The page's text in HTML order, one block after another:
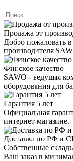
Продажа от
Добро пожаловать
производителя
Финское качество
SAWO - ведущая
оборудования для
Гарантия 5 лет
Официальная
интернет-магазине.
Доставка по РФ и
Собственные
Ваш заказ в